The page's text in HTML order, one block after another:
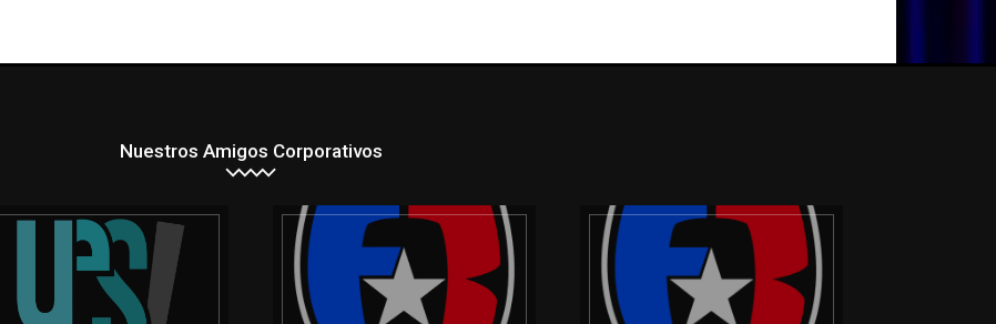
Nuestros Amigos Corporativos